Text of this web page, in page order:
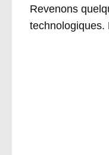
Revenons
technologiques.